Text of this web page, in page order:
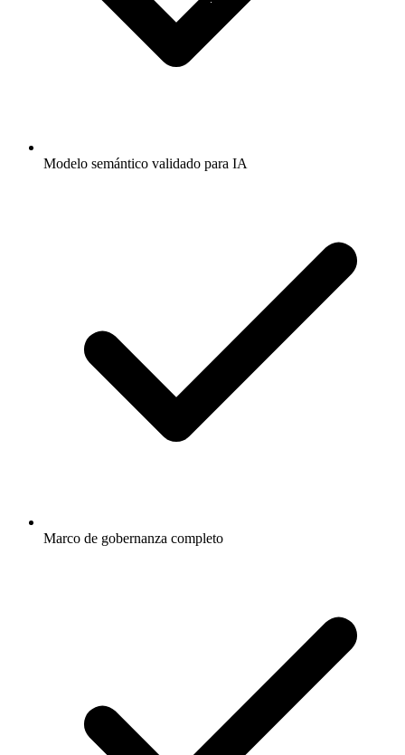
Modelo semántico validado para IA
Marco de gobernanza completo